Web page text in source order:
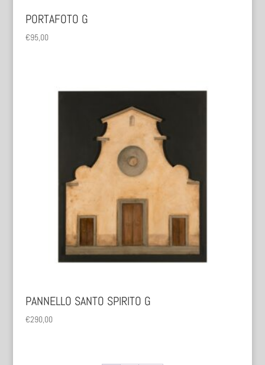
PORTAFOTO G
€95,00
PANNELLO SANTO SPIRITO G
€290,00